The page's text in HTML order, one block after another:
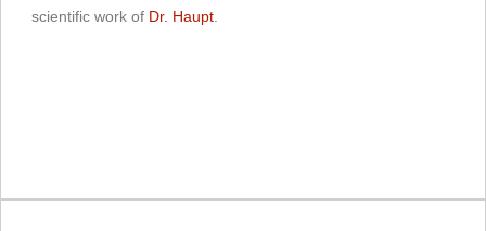
scientific work of Dr. Haupt